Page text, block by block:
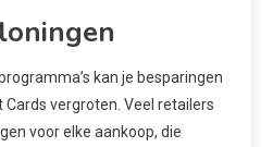
kan je besparingen
Cards vergroten. Veel retailers
voor elke aankoop, die